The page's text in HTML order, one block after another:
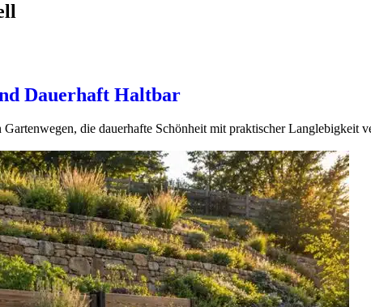
Dauerhaft Haltbar
die dauerhafte Schönheit mit praktischer Langlebigkeit